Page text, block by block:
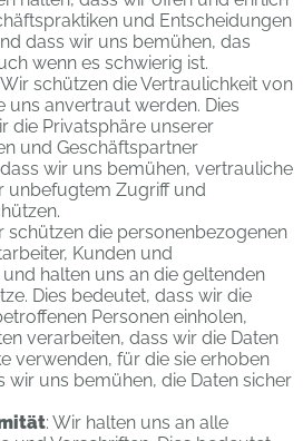
und Entscheidungen
dass wir uns bemühen, das
wenn es schwierig ist.
Wir schützen die Vertraulichkeit von
uns anvertraut werden. Dies
die Privatsphäre unserer
und Geschäftspartner
wir uns bemühen, vertrauliche
unbefugtem Zugriff und
schützen die personenbezogenen
Kunden und
halten uns an die geltenden
Dies bedeutet, dass wir die
Personen einholen,
verarbeiten, dass wir die Daten
verwenden, für die sie erhoben
wir uns bemühen, die Daten sicher
: Wir halten uns an alle